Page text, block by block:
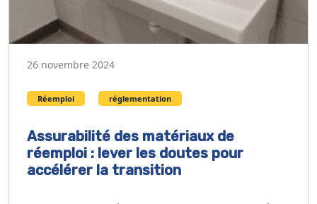
26 novembre 2024
Réemploi réglementation
Assurabilité des matériaux de
réemploi : lever les doutes pour
accélérer la transition